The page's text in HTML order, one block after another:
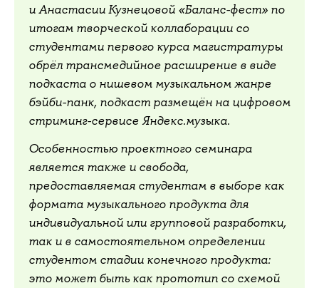
и Анастасии Кузнецовой «Баланс-фест» по
итогам творческой коллаборации со
студентами первого курса магистратуры
обрёл трансмедийное расширение в виде
подкаста о нишевом музыкальном жанре
бэйби-панк, подкаст размещён на цифровом
стриминг-сервисе Яндекс.музыка.
Особенностью проектного семинара
является также и свобода,
предоставляемая студентам в выборе как
формата музыкального продукта для
индивидуальной или групповой разработки,
так и в самостоятельном определении
студентом стадии конечного продукта:
это может быть как прототип со схемой